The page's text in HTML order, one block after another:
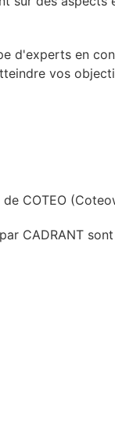
d'experts en
vos
COTEO
CADRANT sont